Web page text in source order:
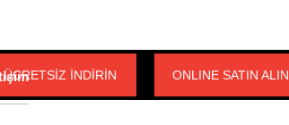
ONLINE SATIN ALIN
ÜCRETSİZ İNDİRİN